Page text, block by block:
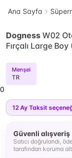
Ana Sayfa
Dogness W02
Fırçalı Large
Menşei
TR
0
12 Ay Taksit
Güvenli alışveriş
Satıcı doğrulandı,
tarafından koruma